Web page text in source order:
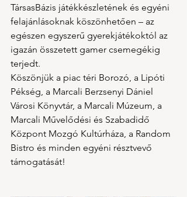
TársasBázis játékkészletének és egyéni
felajánlásoknak köszönhetően – az
egészen egyszerű gyerekjátékoktól az
igazán összetett gamer csemegékig
terjedt.
Köszönjük a piac téri Borozó, a Lipóti
Pékség, a Marcali Berzsenyi Dániel
Városi Könyvtár, a Marcali Múzeum, a
Marcali Művelődési és Szabadidő
Központ Mozgó Kultúrháza, a Random
Bistro és minden egyéni résztvevő
támogatását!